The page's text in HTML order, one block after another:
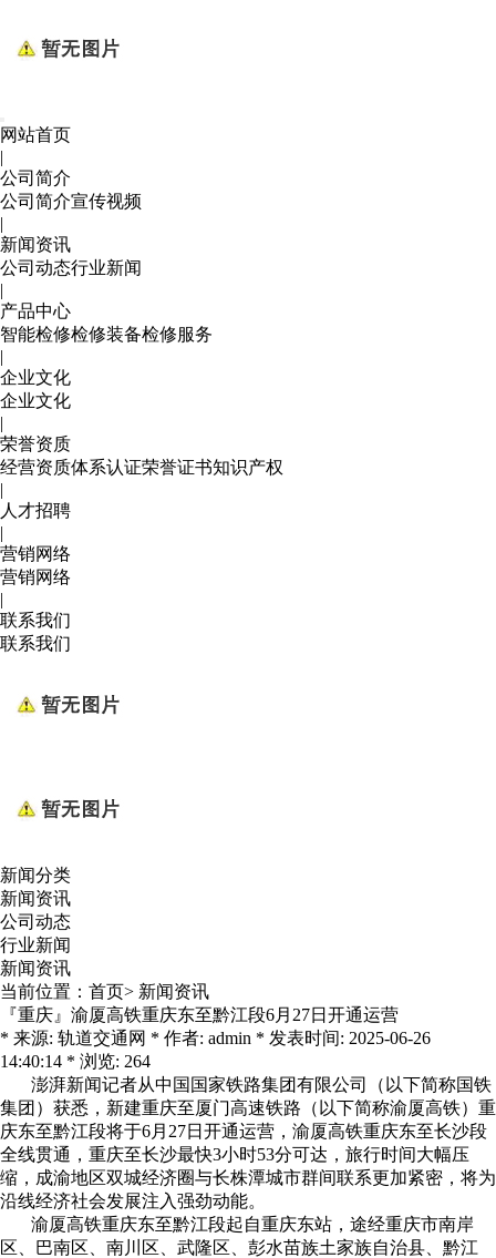
网站首页
|
公司简介
公司简介宣传视频
|
新闻资讯
公司动态行业新闻
|
产品中心
智能检修检修装备检修服务
|
企业文化
企业文化
|
荣誉资质
经营资质体系认证荣誉证书知识产权
|
人才招聘
|
营销网络
营销网络
|
联系我们
联系我们
新闻分类
新闻资讯
公司动态
行业新闻
新闻资讯
当前位置： 首页> 新闻资讯
『重庆』渝厦高铁重庆东至黔江段6月27日开通运营
* 来源: 轨道交通网 * 作者: admin * 发表时间: 2025-06-26
14:40:14 * 浏览: 264
澎湃新闻记者从中国国家铁路集团有限公司（以下简称国铁
集团）获悉，新建重庆至厦门高速铁路（以下简称渝厦高铁）重
庆东至黔江段将于6月27日开通运营，渝厦高铁重庆东至长沙段
全线贯通，重庆至长沙最快3小时53分可达，旅行时间大幅压
缩，成渝地区双城经济圈与长株潭城市群间联系更加紧密，将为
沿线经济社会发展注入强劲动能。
渝厦高铁重庆东至黔江段起自重庆东站，途经重庆市南岸
区、巴南区、南川区、武隆区、彭水苗族土家族自治县、黔江